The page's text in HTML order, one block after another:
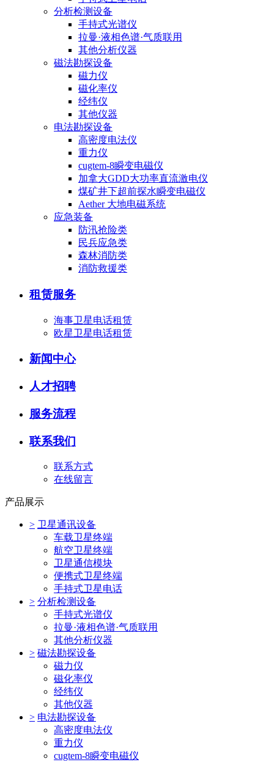
分析检测设备
手持式光谱仪
拉曼·液相色谱·气质联用
其他分析仪器
磁法勘探设备
磁力仪
磁化率仪
经纬仪
其他仪器
电法勘探设备
高密度电法仪
重力仪
cugtem-8瞬变电磁仪
加拿大GDD大功率直流激电仪
煤矿井下超前探水瞬变电磁仪
Aether 大地电磁系统
应急装备
防汛抢险类
民兵应急类
森林消防类
消防救援类
租赁服务
海事卫星电话租赁
欧星卫星电话租赁
新闻中心
人才招聘
服务流程
联系我们
联系方式
在线留言
产品展示
> 卫星通讯设备
车载卫星终端
航空卫星终端
卫星通信模块
便携式卫星终端
手持式卫星电话
> 分析检测设备
手持式光谱仪
拉曼·液相色谱·气质联用
其他分析仪器
> 磁法勘探设备
磁力仪
磁化率仪
经纬仪
其他仪器
> 电法勘探设备
高密度电法仪
重力仪
cugtem-8瞬变电磁仪